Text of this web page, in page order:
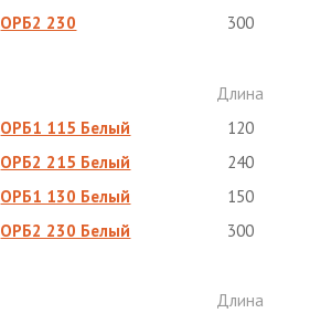
ОРБ2 230
300
Длина
ОРБ1 115 Белый
120
ОРБ2 215 Белый
240
ОРБ1 130 Белый
150
ОРБ2 230 Белый
300
Длина